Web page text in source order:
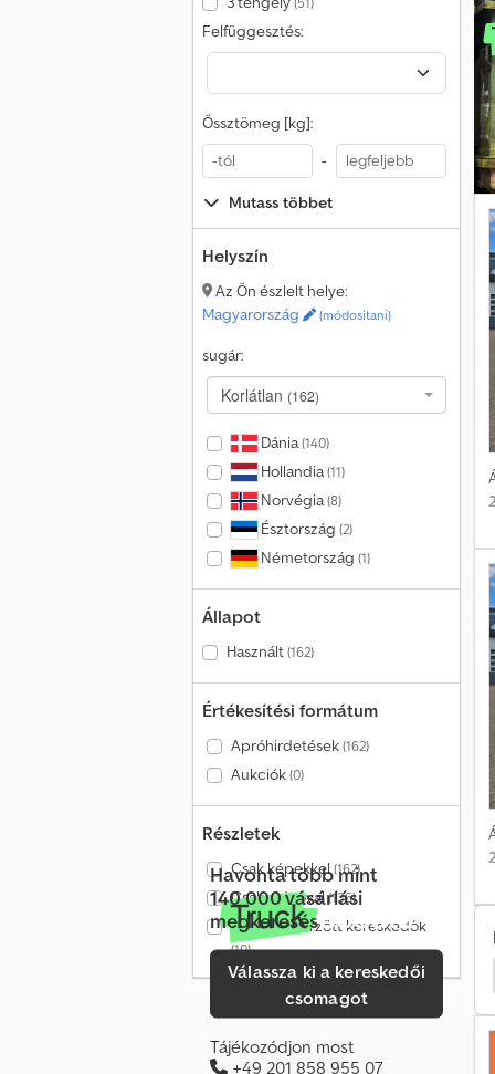
Felfüggesztés:
Össztömeg [kg]:
-
Mutass többet
Helyszín
Az Ön észlelt helye:
Magyarország
(módosítani)
sugár:
Korlátlan (162)
Dánia(140)
Hollandia(11)
Norvégia(8)
Észtország (2)
Németország (1)
Állapot
Használt(162)
Értékesítési formátum
Apróhirdetések(162)
Aukciók(0)
Részletek
Csak képekkel(162)
Csak videóval(136)
Csak ellenőrzött kereskedők
(10)
Havonta több mint
140 000 vásárlási
megkeresés
Válassza ki a kereskedői
csomagot
Tájékozódjon most
+49 201 858 955 07
Félpótkocsis Teherautó
Goldhofer Autószállító